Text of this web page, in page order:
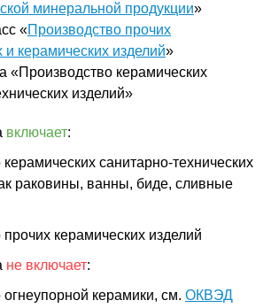
минеральной продукции»
«Производство прочих
керамических изделий»
«Производство керамических
изделий»
включает:
санитарно-технических
раковины, ванны, биде, сливные
керамических изделий
не включает:
керамики, см. ОКВЭД